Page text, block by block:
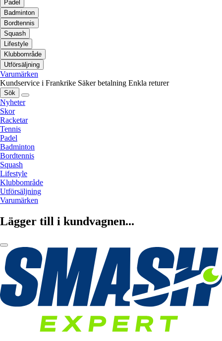
Padel
Badminton
Bordtennis
Squash
Lifestyle
Klubbområde
Utförsäljning
Varumärken
Kundservice i Frankrike Säker betalning Enkla returer
Sök
Nyheter
Skor
Racketar
Tennis
Padel
Badminton
Bordtennis
Squash
Lifestyle
Klubbområde
Utförsäljning
Varumärken
Lägger till i kundvagnen...